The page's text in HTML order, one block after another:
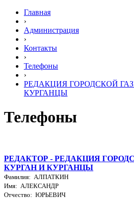
Главная
›
Администрация
›
Контакты
›
Телефоны
›
РЕДАКЦИЯ ГОРОДСКОЙ
КУРГАНЦЫ
Телефоны
РЕДАКТОР - РЕДАКЦИЯ
КУРГАН И КУРГАНЦЫ
Фамилия: АЛПАТКИН
Имя: АЛЕКСАНДР
Отчество: ЮРЬЕВИЧ